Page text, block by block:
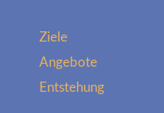
Ziele
Angebote
Entstehung